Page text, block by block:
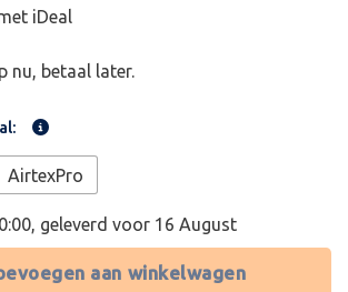
iDeal
nu, betaal later.
AirtexPro
geleverd voor 16 August
aan winkelwagen